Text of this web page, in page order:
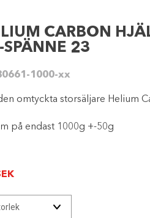
CARBON
SPÄNNE 23
1000-xx
omtyckta storsäljare Helium
på endast 1000g +-50g